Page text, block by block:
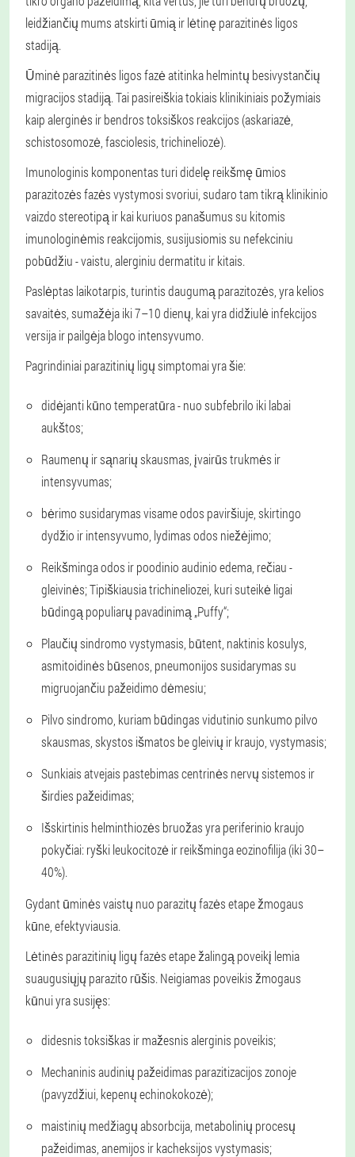
leidžiančių mums atskirti ūmią ir lėtinę parazitinės ligos
stadiją.
Ūminė parazitinės ligos fazė atitinka helmintų besivystančių
migracijos stadiją. Tai pasireiškia tokiais klinikiniais požymiais
kaip alerginės ir bendros toksiškos reakcijos (askariazė,
schistosomozė, fasciolesis, trichineliozė).
Imunologinis komponentas turi didelę reikšmę ūmios
parazitozės fazės vystymosi svoriui, sudaro tam tikrą klinikinio
vaizdo stereotipą ir kai kuriuos panašumus su kitomis
imunologinėmis reakcijomis, susijusiomis su nefekciniu
pobūdžiu - vaistu, alerginiu dermatitu ir kitais.
Paslėptas laikotarpis, turintis daugumą parazitozės, yra kelios
savaitės, sumažėja iki 7–10 dienų, kai yra didžiulė infekcijos
versija ir pailgėja blogo intensyvumo.
Pagrindiniai parazitinių ligų simptomai yra šie:
didėjanti kūno temperatūra - nuo subfebrilo iki labai
aukštos;
Raumenų ir sąnarių skausmas, įvairūs trukmės ir
intensyvumas;
bėrimo susidarymas visame odos paviršiuje, skirtingo
dydžio ir intensyvumo, lydimas odos niežėjimo;
Reikšminga odos ir poodinio audinio edema, rečiau -
gleivinės; Tipiškiausia trichineliozei, kuri suteikė ligai
būdingą populiarų pavadinimą „Puffy“;
Plaučių sindromo vystymasis, būtent, naktinis kosulys,
asmitoidinės būsenos, pneumonijos susidarymas su
migruojančiu pažeidimo dėmesiu;
Pilvo sindromo, kuriam būdingas vidutinio sunkumo pilvo
skausmas, skystos išmatos be gleivių ir kraujo, vystymasis;
Sunkiais atvejais pastebimas centrinės nervų sistemos ir
širdies pažeidimas;
Išskirtinis helminthiozės bruožas yra periferinio kraujo
pokyčiai: ryški leukocitozė ir reikšminga eozinofilija (iki 30–
40%).
Gydant ūminės vaistų nuo parazitų fazės etape žmogaus
kūne, efektyviausia.
Lėtinės parazitinių ligų fazės etape žalingą poveikį lemia
suaugusiųjų parazito rūšis. Neigiamas poveikis žmogaus
kūnui yra susijęs:
didesnis toksiškas ir mažesnis alerginis poveikis;
Mechaninis audinių pažeidimas parazitizacijos zonoje
(pavyzdžiui, kepenų echinokokozė);
maistinių medžiagų absorbcija, metabolinių procesų
pažeidimas, anemijos ir kacheksijos vystymasis;